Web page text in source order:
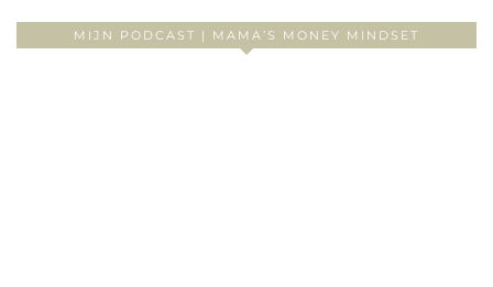
MIJN PODCAST | MAMA’S MONEY MINDSET